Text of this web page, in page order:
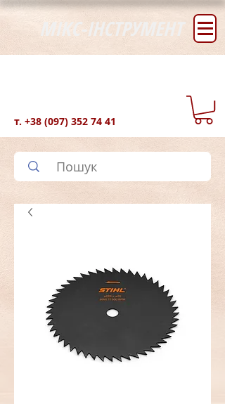
МІКС-ІНСТРУМЕНТ
т. +38 (097) 352 74 41